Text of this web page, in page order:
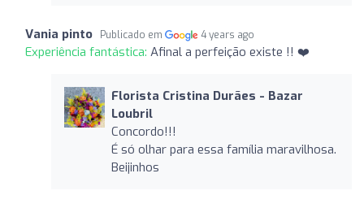
Vania pinto Publicado em 4 years ago
Experiência fantástica: Afinal a perfeição existe !! ❤️
Florista Cristina Durães - Bazar
Loubril
Concordo!!!
É só olhar para essa família maravilhosa.
Beijinhos